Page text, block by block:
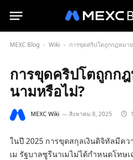
MEXC Blog - Wiki - การขุดคริปโตถูกกฎหมา
การขุดคริปโตถูกก
นามหรือไม่?
MEXC Wiki สิงหาคม 8, 2025
ในปี 2025 การขุดสกุลเงินดิจิทัลมีค
เม รัฐบาลซูรีนาเมไม่ได้กำหนดโทษ